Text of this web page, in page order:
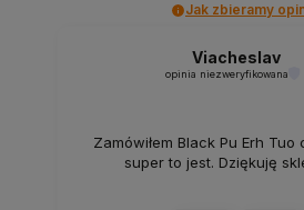
Jak zbieramy
Viacheslav
opinia niezweryfikowana
Zamówiłem Black Pu Erh Tuo
super to jest. Dziękuję